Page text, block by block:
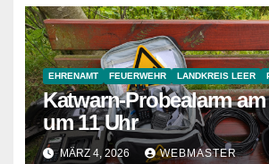
EHRENAMT FEUERWEHR LANDKREIS LEER
Katwarn-Probealarm am
um 11 Uhr
MÄRZ 4, 2026 WEBMASTER